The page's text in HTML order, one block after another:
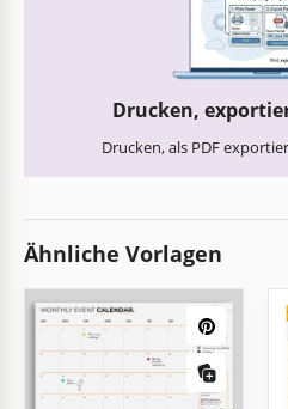
Drucken,
Drucken, als PDF
Ähnliche Vorlagen